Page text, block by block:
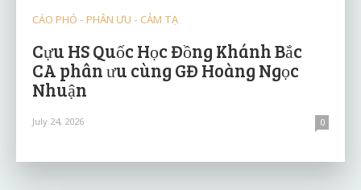
CÁO PHÓ - PHÂN ƯU - CẢM TẠ
Cựu HS Quốc Học Đồng Khánh Bắc
CA phân ưu cùng GĐ Hoàng Ngọc
Nhuận
July 24, 2026 0